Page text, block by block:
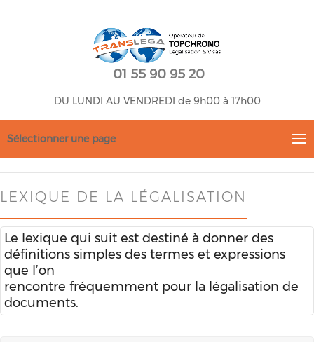
01 55 90 95 20
DU LUNDI AU VENDREDI de 9h00 à 17h00
Sélectionner une page
LEXIQUE DE LA LÉGALISATION
Le lexique qui suit est destiné à donner des
définitions simples des termes et expressions
que l’on
rencontre fréquemment pour la légalisation de
documents.